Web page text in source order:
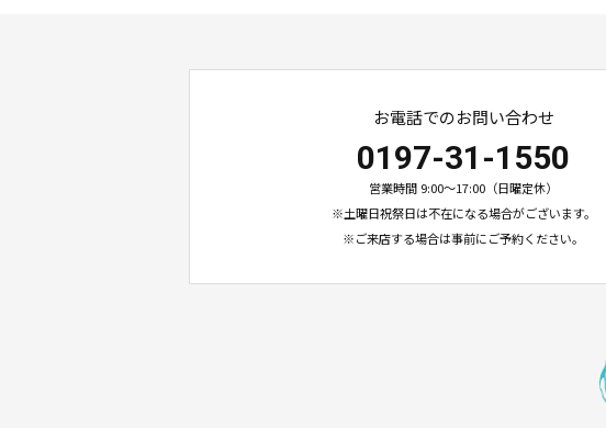
お電話でのお問い合わせ
0197-31-1550
営業時間 9:00〜17:00（日曜定休）
※土曜日祝祭日は不在になる場合がございます。
※ご来店する場合は事前にご予約ください。